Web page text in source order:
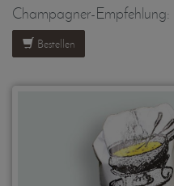
Champagner-Empfehlung:
Bestellen